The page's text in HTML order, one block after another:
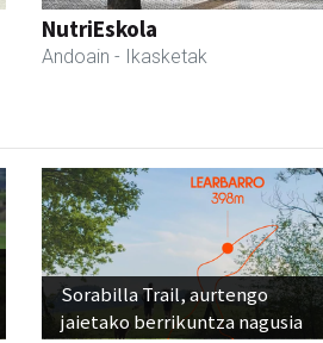
NutriEskola
Andoain - Ikasketak
Sorabilla Trail, aurtengo
jaietako berrikuntza nagusia